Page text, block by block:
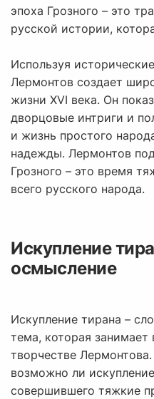
эпоха Грозного – это
русской истории,
Используя
Лермонтов создает
жизни XVI века. Он
дворцовые интриги и
и жизнь простого
надежды. Лермонтов
Грозного – это время
всего русского народа.
Искупление
осмысление
Искупление тирана –
тема, которая
творчестве
возможно ли
совершившего тяжкие